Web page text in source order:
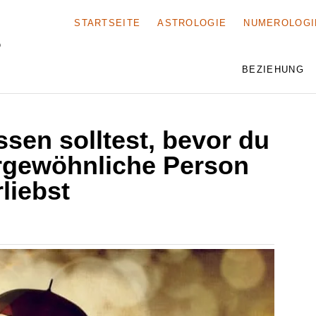
STARTSEITE ASTROLOGIE
BEZIEHUNG
solltest, bevor du
Person